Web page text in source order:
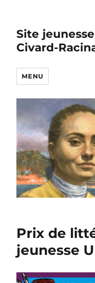
Site
Civard-
MENU
Prix de
jeunesse